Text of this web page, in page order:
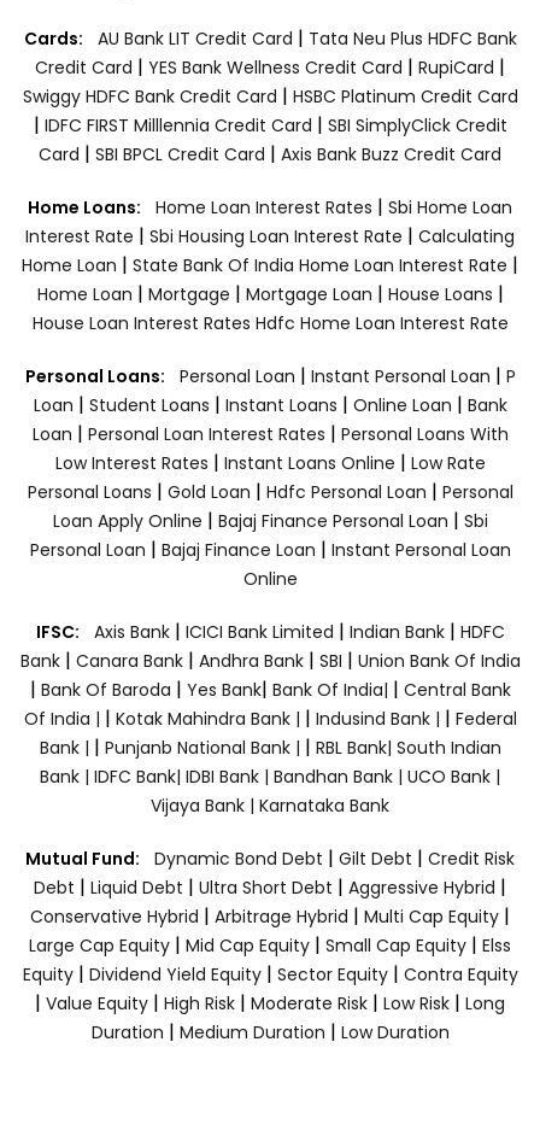
Cards: AU Bank LIT Credit Card | Tata Neu Plus HDFC Bank
Credit Card | YES Bank Wellness Credit Card | RupiCard |
Swiggy HDFC Bank Credit Card | HSBC Platinum Credit Card
| IDFC FIRST Milllennia Credit Card | SBI SimplyClick Credit
Card | SBI BPCL Credit Card | Axis Bank Buzz Credit Card
Home Loans: Home Loan Interest Rates | Sbi Home Loan
Interest Rate | Sbi Housing Loan Interest Rate | Calculating
Home Loan | State Bank Of India Home Loan Interest Rate |
Home Loan | Mortgage | Mortgage Loan | House Loans |
House Loan Interest Rates Hdfc Home Loan Interest Rate
Personal Loans: Personal Loan | Instant Personal Loan | P
Loan | Student Loans | Instant Loans | Online Loan | Bank
Loan | Personal Loan Interest Rates | Personal Loans With
Low Interest Rates | Instant Loans Online | Low Rate
Personal Loans | Gold Loan | Hdfc Personal Loan | Personal
Loan Apply Online | Bajaj Finance Personal Loan | Sbi
Personal Loan | Bajaj Finance Loan | Instant Personal Loan
Online
IFSC: Axis Bank | ICICI Bank Limited | Indian Bank | HDFC
Bank| Canara Bank | Andhra Bank| SBI | Union Bank Of India
| Bank Of Baroda | Yes Bank| Bank Of India| | Central Bank
Of India | | Kotak Mahindra Bank | | Indusind Bank | | Federal
Bank | | Punjanb National Bank | | RBL Bank| South Indian
Bank | IDFC Bank| IDBI Bank | Bandhan Bank | UCO Bank |
Vijaya Bank | Karnataka Bank
Mutual Fund: Dynamic Bond Debt | Gilt Debt | Credit Risk
Debt | Liquid Debt | Ultra Short Debt | Aggressive Hybrid |
Conservative Hybrid | Arbitrage Hybrid | Multi Cap Equity |
Large Cap Equity | Mid Cap Equity | Small Cap Equity | Elss
Equity| Dividend Yield Equity| Sector Equity | Contra Equity
| Value Equity | High Risk | Moderate Risk | Low Risk | Long
Duration | Medium Duration | Low Duration